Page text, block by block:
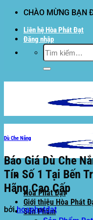
dung
CHÀO MỪNG BẠN
Liên hệ Hòa Phát Đạt
Đăng nhập
Tìm
kiếm:
Hòa Phát Đạt
Giới thiệu Hòa Phát
Sản Phẩm
Dù Che Nắng
Báo Giá Dù Che
Tín Số 1 Tại Bến
Hãng Cao Cấp
bởihoaphatdat